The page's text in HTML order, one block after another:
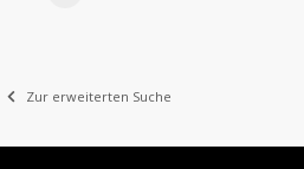
Zur erweiterten Suche